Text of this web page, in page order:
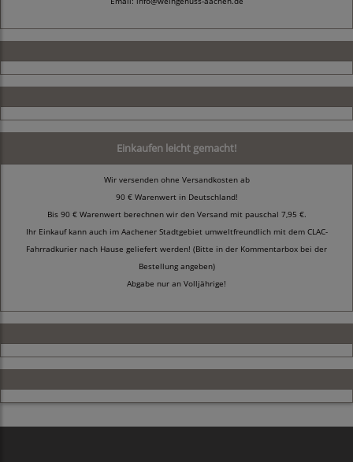
Einkaufen leicht gemacht!
Wir versenden ohne Versandkosten ab
90 € Warenwert in Deutschland!
Bis 90 € Warenwert berechnen wir den Versand mit pauschal 7,95 €.
Ihr Einkauf kann auch im Aachener Stadtgebiet umweltfreundlich mit dem CLAC-
Fahrradkurier nach Hause geliefert werden! (Bitte in der Kommentarbox bei der
Bestellung angeben)
Abgabe nur an Volljährige!